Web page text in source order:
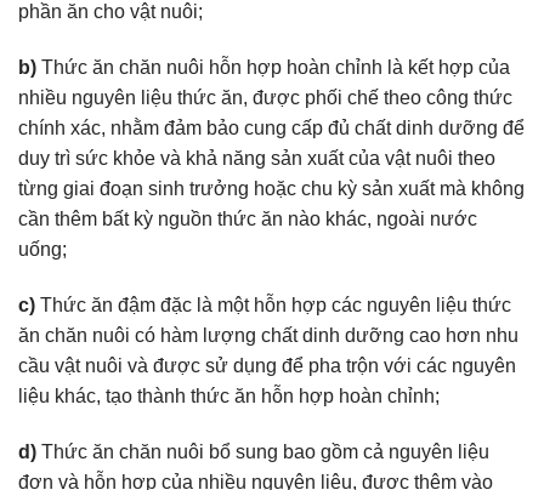
phần ăn cho vật nuôi;
b) Thức ăn chăn nuôi hỗn hợp hoàn chỉnh là kết hợp của
nhiều nguyên liệu thức ăn, được phối chế theo công thức
chính xác, nhằm đảm bảo cung cấp đủ chất dinh dưỡng để
duy trì sức khỏe và khả năng sản xuất của vật nuôi theo
từng giai đoạn sinh trưởng hoặc chu kỳ sản xuất mà không
cần thêm bất kỳ nguồn thức ăn nào khác, ngoài nước
uống;
c) Thức ăn đậm đặc là một hỗn hợp các nguyên liệu thức
ăn chăn nuôi có hàm lượng chất dinh dưỡng cao hơn nhu
cầu vật nuôi và được sử dụng để pha trộn với các nguyên
liệu khác, tạo thành thức ăn hỗn hợp hoàn chỉnh;
d) Thức ăn chăn nuôi bổ sung bao gồm cả nguyên liệu
đơn và hỗn hợp của nhiều nguyên liệu, được thêm vào